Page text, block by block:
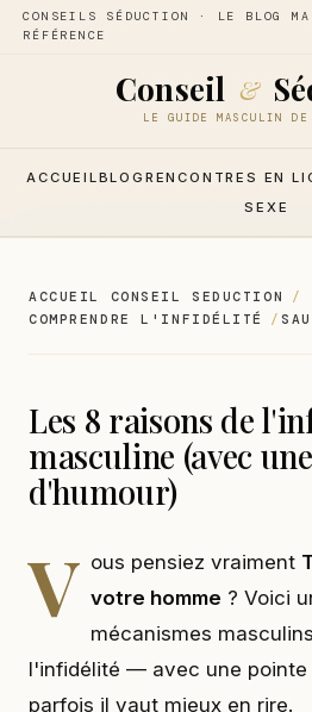
CONSEILS SÉDUCTION · LE BLOG
RÉFÉRENCE
Conseil &
LE GUIDE MASCULIN DE
ACCUEIL BLOG RENCONTRES EN
SEXE
ACCUEIL CONSEIL SEDUCTION
COMPRENDRE L'INFIDÉLITÉ
Les 8 raisons de
masculine (avec
d'humour)
V ous pensiez vraiment
votre homme ? Voici
mécanismes
l'infidélité — avec une pointe
parfois il vaut mieux en rire.